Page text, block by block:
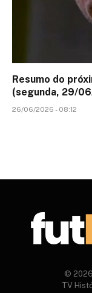
Resumo do
(segunda, 29/
26/06/2026 - 08:12
©
TV